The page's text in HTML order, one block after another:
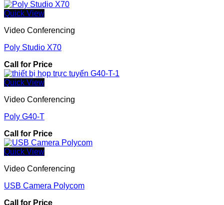
Quick View
Video Conferencing
Poly Studio X70
Call for Price
Quick View
Video Conferencing
Poly G40-T
Call for Price
Quick View
Video Conferencing
USB Camera Polycom
Call for Price